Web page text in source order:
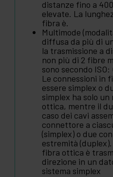
distanze fino a
elevate. La
fibra è.
Multimode
diffusa da più di
la trasmissione a
non più di 2 fibre
sono secondo ISO:
Le connessioni in
essere simplex o
simplex ha solo
ottica, mentre il
caso dei cavi
connettore a
(simplex) o due
estremità
fibra ottica è
direzione in un
sistema simplex